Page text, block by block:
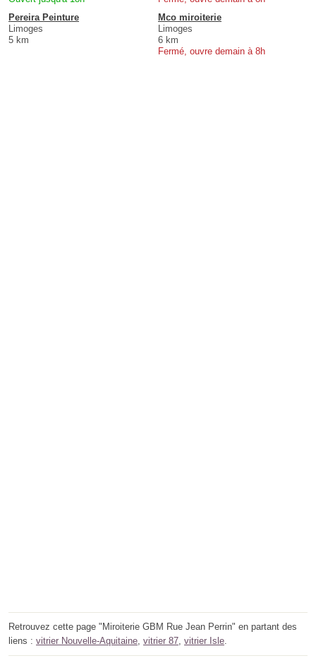
Pereira Peinture
Limoges
5 km
Mco miroiterie
Limoges
6 km
Fermé, ouvre demain à 8h
Retrouvez cette page "Miroiterie GBM Rue Jean Perrin" en partant des
liens : vitrier Nouvelle-Aquitaine, vitrier 87, vitrier Isle.